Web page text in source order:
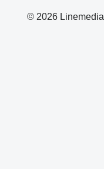
© 2026 Linemedia